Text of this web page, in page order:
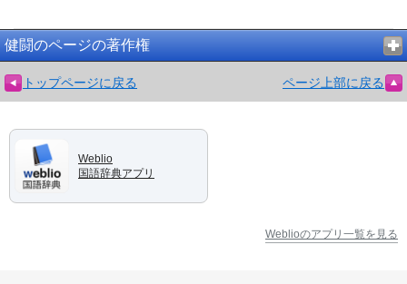
健闘のページの著作権
トップページに戻る ページ上部に戻る
Weblio
国語辞典アプリ
Weblioのアプリ一覧を見る